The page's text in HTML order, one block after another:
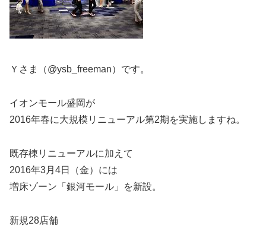
Ｙさま（@ysb_freeman）です。
イオンモール盛岡が
2016年春に大規模リニューアル第2期を実施しますね。
既存棟リニューアルに加えて
2016年3月4日（金）には
増床ゾーン「銀河モール」を新設。
新規28店舗